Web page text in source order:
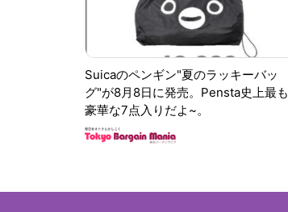
Suicaのペンギン"夏のラッキーバッ
グ"が8月8日に発売。Pensta史上最も
豪華な7点入りだよ~。